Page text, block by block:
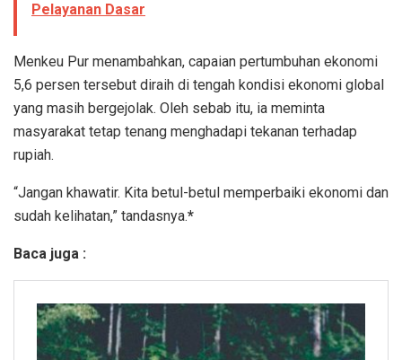
Pelayanan Dasar
Menkeu Pur menambahkan, capaian pertumbuhan ekonomi
5,6 persen tersebut diraih di tengah kondisi ekonomi global
yang masih bergejolak. Oleh sebab itu, ia meminta
masyarakat tetap tenang menghadapi tekanan terhadap
rupiah.
“Jangan khawatir. Kita betul-betul memperbaiki ekonomi dan
sudah kelihatan,” tandasnya.*
Baca juga :